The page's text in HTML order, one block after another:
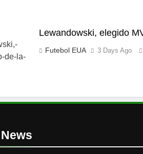
Lewandowski, elegido
Futebol EUA 3 Days Ago